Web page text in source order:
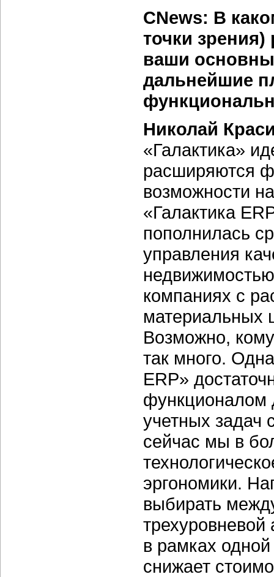
CNews: В
точки
ваши
дальнейшие
Николай
«Галактика»
расширяются
возможности
«Галактика
пополнилась
управления
компаниях с
материальных
Возможно,
так много.
ERP»
функционалом
учетных задач
сейчас мы в
эргономики.
выбирать
трехуровневой
в рамках
снижает